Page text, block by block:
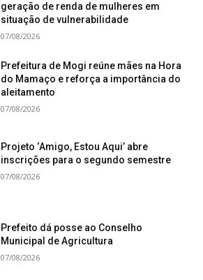
geração de renda de mulheres em
situação de vulnerabilidade
07/08/2026
Prefeitura de Mogi reúne mães na Hora
do Mamaço e reforça a importância do
aleitamento
07/08/2026
Projeto ‘Amigo, Estou Aqui’ abre
inscrições para o segundo semestre
07/08/2026
Prefeito dá posse ao Conselho
Municipal de Agricultura
07/08/2026